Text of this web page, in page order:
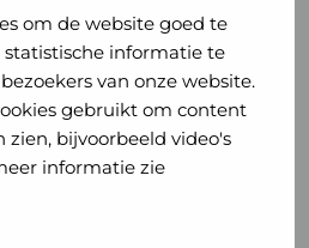
om de website goed te
informatie te
van onze website.
gebruikt om content
zien, bijvoorbeeld video's
informatie zie
media